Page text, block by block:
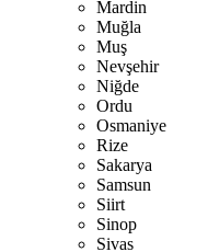
Mardin
Muğla
Muş
Nevşehir
Niğde
Ordu
Osmaniye
Rize
Sakarya
Samsun
Siirt
Sinop
Sivas